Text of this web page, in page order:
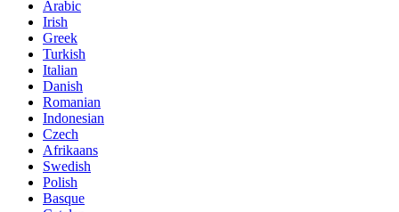
Arabic
Irish
Greek
Turkish
Italian
Danish
Romanian
Indonesian
Czech
Afrikaans
Swedish
Polish
Basque